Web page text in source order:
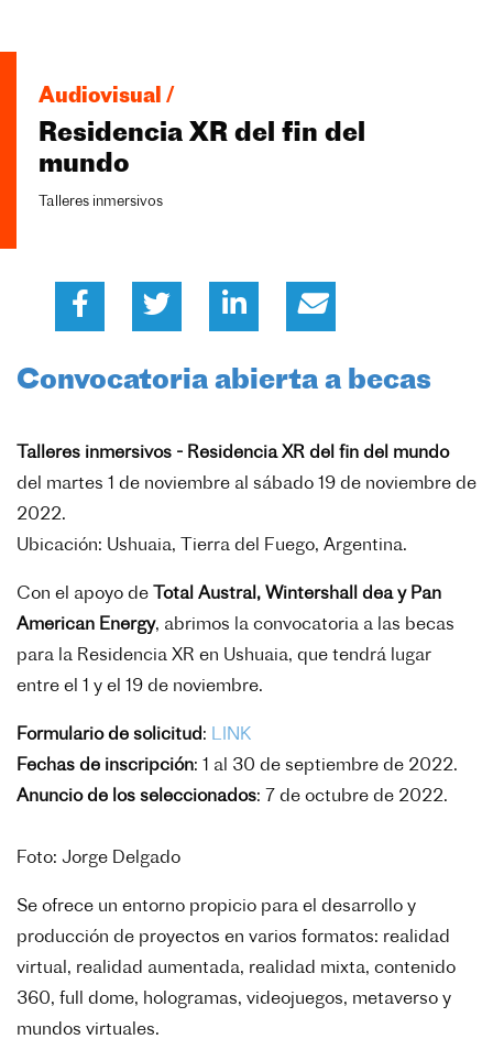
Audiovisual /
Residencia XR del fin del
mundo
Talleres inmersivos
Convocatoria abierta a becas
Talleres inmersivos - Residencia XR del fin del mundo
del martes 1 de noviembre al sábado 19 de noviembre de
2022.
Ubicación: Ushuaia, Tierra del Fuego, Argentina.
Con el apoyo de
Total Austral, Wintershall dea y Pan
American Energy, abrimos la convocatoria a las becas
para la Residencia XR en Ushuaia, que tendrá lugar
entre el 1 y el 19 de noviembre.
Formulario de solicitud: LINK
Fechas de inscripción: 1 al 30 de septiembre de 2022.
Anuncio de los seleccionados: 7 de octubre de 2022.
Foto: Jorge Delgado
Se ofrece un entorno propicio para el desarrollo y
producción de proyectos en varios formatos: realidad
virtual, realidad aumentada, realidad mixta, contenido
360, full dome, hologramas, videojuegos, metaverso y
mundos virtuales.